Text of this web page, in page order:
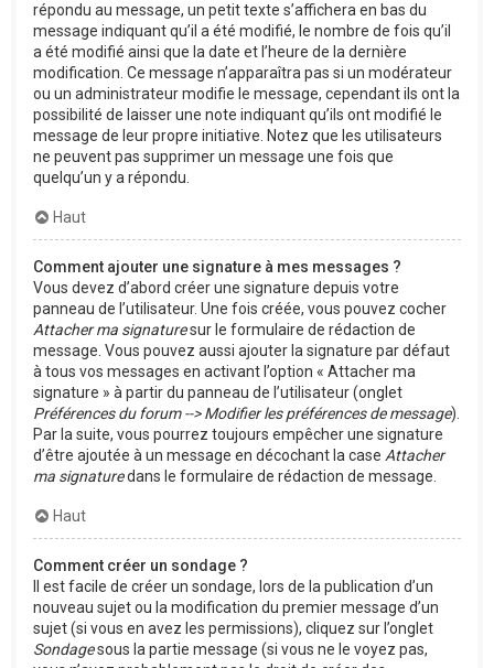
répondu au message, un petit texte s’affichera en bas du
message indiquant qu’il a été modifié, le nombre de fois qu’il
a été modifié ainsi que la date et l’heure de la dernière
modification. Ce message n’apparaîtra pas si un modérateur
ou un administrateur modifie le message, cependant ils ont la
possibilité de laisser une note indiquant qu’ils ont modifié le
message de leur propre initiative. Notez que les utilisateurs
ne peuvent pas supprimer un message une fois que
quelqu’un y a répondu.
Haut
Comment ajouter une signature à mes messages ?
Vous devez d’abord créer une signature depuis votre
panneau de l’utilisateur. Une fois créée, vous pouvez cocher
Attacher ma signaturesur le formulaire de rédaction de
message. Vous pouvez aussi ajouter la signature par défaut
à tous vos messages en activant l’option « Attacher ma
signature » à partir du panneau de l’utilisateur (onglet
Préférences du forum --> Modifier les préférences de message).
Par la suite, vous pourrez toujours empêcher une signature
d’être ajoutée à un message en décochant la case Attacher
ma signaturedans le formulaire de rédaction de message.
Haut
Comment créer un sondage ?
Il est facile de créer un sondage, lors de la publication d’un
nouveau sujet ou la modification du premier message d’un
sujet (si vous en avez les permissions), cliquez sur l’onglet
Sondagesous la partie message (si vous ne le voyez pas,